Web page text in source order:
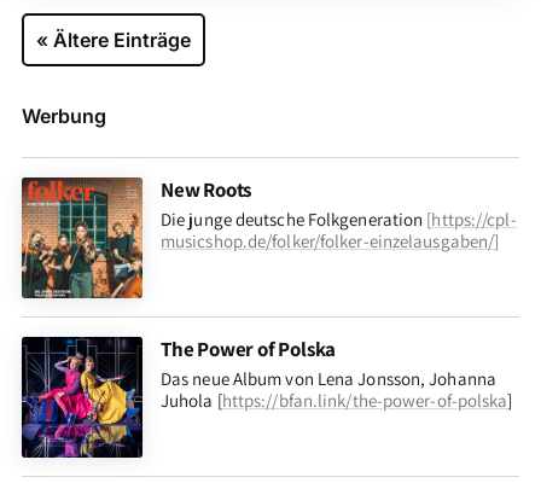
« Ältere Einträge
Werbung
New Roots
Die junge deutsche Folkgeneration [https://cpl-
musicshop.de/folker/folker-einzelausgaben/]
The Power of Polska
Das neue Album von Lena Jonsson, Johanna
Juhola [https://bfan.link/the-power-of-polska]